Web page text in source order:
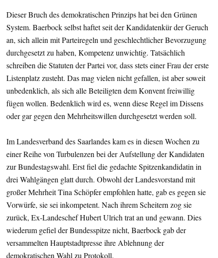
Dieser Bruch des demokratischen Prinzips hat bei den Grünen
System. Baerbock selbst haftet seit der Kandidatenkür der Geruch
an, sich allein mit Parteiregeln und geschlechtlicher Bevorzugung
durchgesetzt zu haben, Kompetenz unwichtig. Tatsächlich
schreiben die Statuten der Partei vor, dass stets einer Frau der erste
Listenplatz zusteht. Das mag vielen nicht gefallen, ist aber soweit
unbedenklich, als sich alle Beteiligten dem Konvent freiwillig
fügen wollen. Bedenklich wird es, wenn diese Regel im Dissens
oder gar gegen den Mehrheitswillen durchgesetzt werden soll.
Im Landesverband des Saarlandes kam es in diesen Wochen zu
einer Reihe von Turbulenzen bei der Aufstellung der Kandidaten
zur Bundestagswahl. Erst fiel die gedachte Spitzenkandidatin in
drei Wahlgängen glatt durch. Obwohl der Landesvorstand mit
großer Mehrheit Tina Schöpfer empfohlen hatte, gab es gegen sie
Vorwürfe, sie sei inkompetent. Nach ihrem Scheitern zog sie
zurück, Ex-Landeschef Hubert Ulrich trat an und gewann. Dies
wiederum gefiel der Bundesspitze nicht, Baerbock gab der
versammelten Hauptstadtpresse ihre Ablehnung der
demokratischen Wahl zu Protokoll.